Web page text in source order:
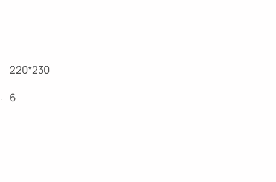
220*230
6